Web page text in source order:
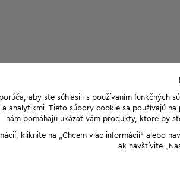
aby ste súhlasili s používaním funkčných
analytikmi. Tieto súbory cookie sa používajú
nám pomáhajú ukázať vám produkty, ktoré by
kliknite na „Chcem viac informácií“ alebo
ak navštívite